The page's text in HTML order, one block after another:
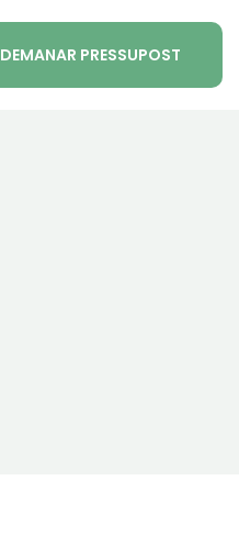
DEMANAR PRESSUPOST